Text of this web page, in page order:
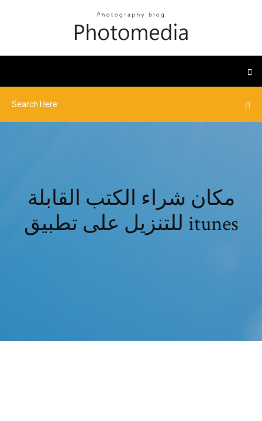
مكان شراء الكتب القابلة
للتنزيل على تطبيق itunes